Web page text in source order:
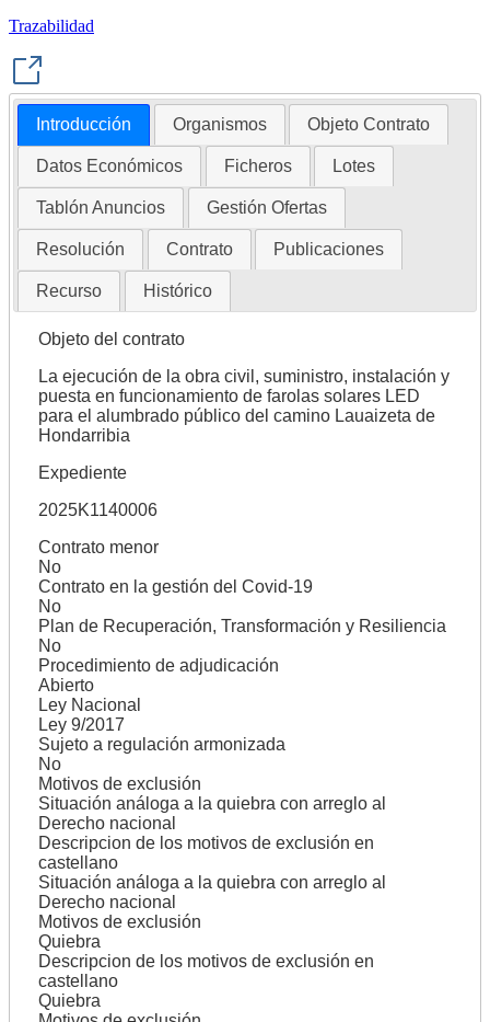
Trazabilidad
Introducción Organismos Objeto Contrato
Datos Económicos Ficheros Lotes
Tablón Anuncios Gestión Ofertas
Resolución Contrato Publicaciones
Recurso Histórico
Objeto del contrato
La ejecución de la obra civil, suministro, instalación y
puesta en funcionamiento de farolas solares LED
para el alumbrado público del camino Lauaizeta de
Hondarribia
Expediente
2025K1140006
Contrato menor
No
Contrato en la gestión del Covid-19
No
Plan de Recuperación, Transformación y Resiliencia
No
Procedimiento de adjudicación
Abierto
Ley Nacional
Ley 9/2017
Sujeto a regulación armonizada
No
Motivos de exclusión
Situación análoga a la quiebra con arreglo al
Derecho nacional
Descripcion de los motivos de exclusión en
castellano
Situación análoga a la quiebra con arreglo al
Derecho nacional
Motivos de exclusión
Quiebra
Descripcion de los motivos de exclusión en
castellano
Quiebra